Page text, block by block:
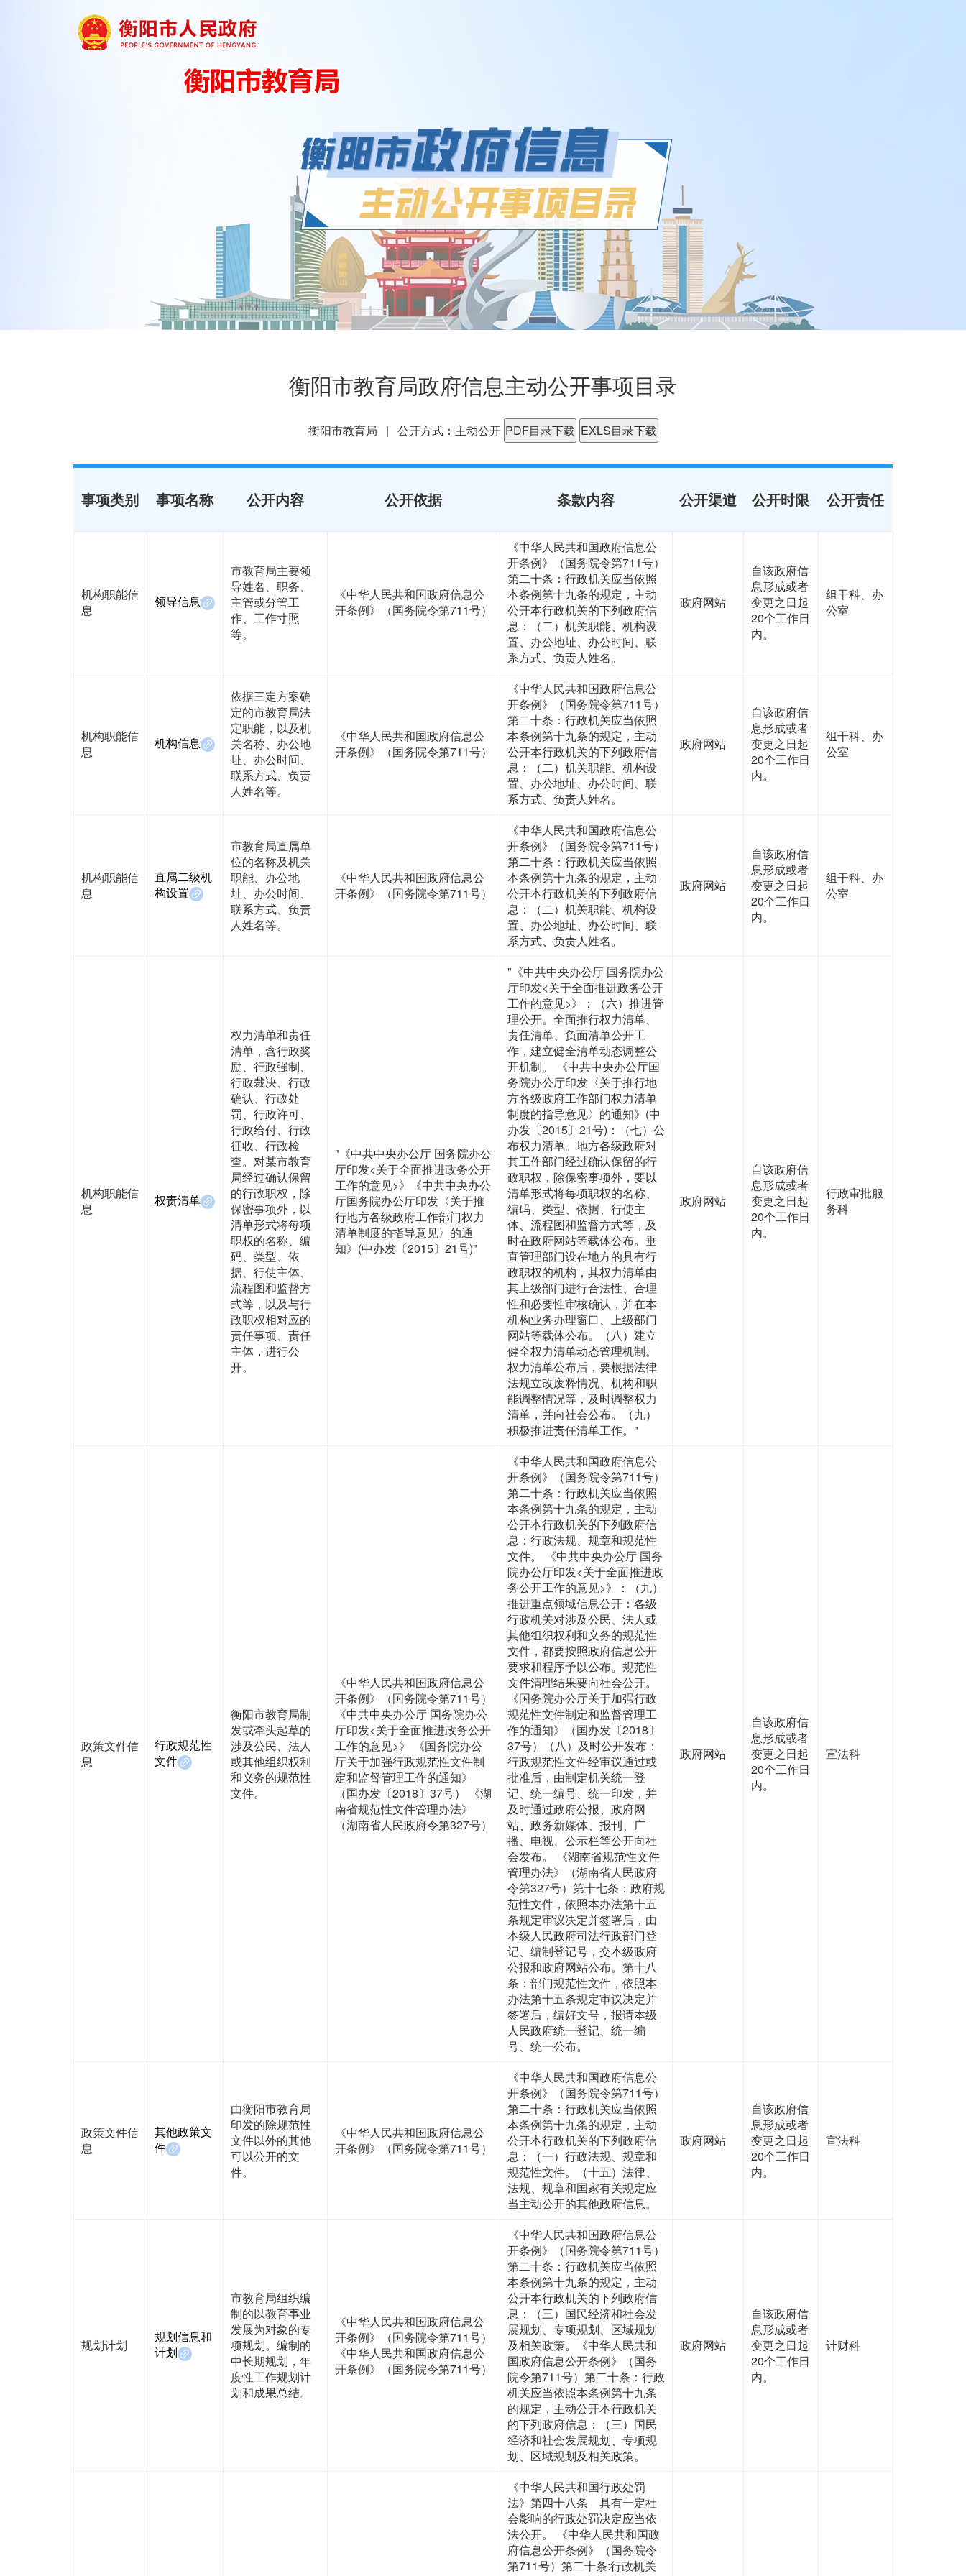
衡阳市教育局政府信息主动公开事项目录
衡阳市教育局 | 公开方式：主动公开 PDF目录下载 EXLS目录下载
事项类别 事项名称 公开内容 公开依据 条款内容 公开渠道 公开时限 公开责任
机构职能信
息
领导信息
市教育局主要领
导姓名、职务、
主管或分管工
作、工作寸照
等。
《中华人民共和国政府信息公
开条例》（国务院令第711号）
《中华人民共和国政府信息公
开条例》（国务院令第711号）
第二十条：行政机关应当依照
本条例第十九条的规定，主动
公开本行政机关的下列政府信
息：（二）机关职能、机构设
置、办公地址、办公时间、联
系方式、负责人姓名。
政府网站
自该政府信
息形成或者
变更之日起
20个工作日
内。
组干科、办
公室
机构职能信
息
机构信息
依据三定方案确
定的市教育局法
定职能，以及机
关名称、办公地
址、办公时间、
联系方式、负责
人姓名等。
《中华人民共和国政府信息公
开条例》（国务院令第711号）
《中华人民共和国政府信息公
开条例》（国务院令第711号）
第二十条：行政机关应当依照
本条例第十九条的规定，主动
公开本行政机关的下列政府信
息：（二）机关职能、机构设
置、办公地址、办公时间、联
系方式、负责人姓名。
政府网站
自该政府信
息形成或者
变更之日起
20个工作日
内。
组干科、办
公室
机构职能信
息
直属二级机
构设置
市教育局直属单
位的名称及机关
职能、办公地
址、办公时间、
联系方式、负责
人姓名等。
《中华人民共和国政府信息公
开条例》（国务院令第711号）
《中华人民共和国政府信息公
开条例》（国务院令第711号）
第二十条：行政机关应当依照
本条例第十九条的规定，主动
公开本行政机关的下列政府信
息：（二）机关职能、机构设
置、办公地址、办公时间、联
系方式、负责人姓名。
政府网站
自该政府信
息形成或者
变更之日起
20个工作日
内。
组干科、办
公室
机构职能信
息
权责清单
权力清单和责任
清单，含行政奖
励、行政强制、
行政裁决、行政
确认、行政处
罚、行政许可、
行政给付、行政
征收、行政检
查。对某市教育
局经过确认保留
的行政职权，除
保密事项外，以
清单形式将每项
职权的名称、编
码、类型、依
据、行使主体、
流程图和监督方
式等，以及与行
政职权相对应的
责任事项、责任
主体，进行公
开。
"《中共中央办公厅 国务院办公
厅印发<关于全面推进政务公开
工作的意见>》《中共中央办公
厅国务院办公厅印发〈关于推
行地方各级政府工作部门权力
清单制度的指导意见〉的通
知》(中办发〔2015〕21号)"
"《中共中央办公厅 国务院办公
厅印发<关于全面推进政务公开
工作的意见>》：（六）推进管
理公开。全面推行权力清单、
责任清单、负面清单公开工
作，建立健全清单动态调整公
开机制。 《中共中央办公厅国
务院办公厅印发〈关于推行地
方各级政府工作部门权力清单
制度的指导意见〉的通知》(中
办发〔2015〕21号)：（七）公
布权力清单。地方各级政府对
其工作部门经过确认保留的行
政职权，除保密事项外，要以
清单形式将每项职权的名称、
编码、类型、依据、行使主
体、流程图和监督方式等，及
时在政府网站等载体公布。垂
直管理部门设在地方的具有行
政职权的机构，其权力清单由
其上级部门进行合法性、合理
性和必要性审核确认，并在本
机构业务办理窗口、上级部门
网站等载体公布。（八）建立
健全权力清单动态管理机制。
权力清单公布后，要根据法律
法规立改废释情况、机构和职
能调整情况等，及时调整权力
清单，并向社会公布。（九）
积极推进责任清单工作。"
政府网站
自该政府信
息形成或者
变更之日起
20个工作日
内。
行政审批服
务科
政策文件信
息
行政规范性
文件
衡阳市教育局制
发或牵头起草的
涉及公民、法人
或其他组织权利
和义务的规范性
文件。
《中华人民共和国政府信息公
开条例》（国务院令第711号）
《中共中央办公厅 国务院办公
厅印发<关于全面推进政务公开
工作的意见>》 《国务院办公
厅关于加强行政规范性文件制
定和监督管理工作的通知》
（国办发〔2018〕37号） 《湖
南省规范性文件管理办法》
（湖南省人民政府令第327号）
《中华人民共和国政府信息公
开条例》（国务院令第711号）
第二十条：行政机关应当依照
本条例第十九条的规定，主动
公开本行政机关的下列政府信
息：行政法规、规章和规范性
文件。 《中共中央办公厅 国务
院办公厅印发<关于全面推进政
务公开工作的意见>》：（九）
推进重点领域信息公开：各级
行政机关对涉及公民、法人或
其他组织权利和义务的规范性
文件，都要按照政府信息公开
要求和程序予以公布。规范性
文件清理结果要向社会公开。
《国务院办公厅关于加强行政
规范性文件制定和监督管理工
作的通知》（国办发〔2018〕
37号）（八）及时公开发布：
行政规范性文件经审议通过或
批准后，由制定机关统一登
记、统一编号、统一印发，并
及时通过政府公报、政府网
站、政务新媒体、报刊、广
播、电视、公示栏等公开向社
会发布。 《湖南省规范性文件
管理办法》（湖南省人民政府
令第327号）第十七条：政府规
范性文件，依照本办法第十五
条规定审议决定并签署后，由
本级人民政府司法行政部门登
记、编制登记号，交本级政府
公报和政府网站公布。第十八
条：部门规范性文件，依照本
办法第十五条规定审议决定并
签署后，编好文号，报请本级
人民政府统一登记、统一编
号、统一公布。
政府网站
自该政府信
息形成或者
变更之日起
20个工作日
内。
宣法科
政策文件信
息
其他政策文
件
由衡阳市教育局
印发的除规范性
文件以外的其他
可以公开的文
件。
《中华人民共和国政府信息公
开条例》（国务院令第711号）
《中华人民共和国政府信息公
开条例》（国务院令第711号）
第二十条：行政机关应当依照
本条例第十九条的规定，主动
公开本行政机关的下列政府信
息：（一）行政法规、规章和
规范性文件。（十五）法律、
法规、规章和国家有关规定应
当主动公开的其他政府信息。
政府网站
自该政府信
息形成或者
变更之日起
20个工作日
内。
宣法科
规划计划
规划信息和
计划
市教育局组织编
制的以教育事业
发展为对象的专
项规划。编制的
中长期规划，年
度性工作规划计
划和成果总结。
《中华人民共和国政府信息公
开条例》（国务院令第711号）
《中华人民共和国政府信息公
开条例》（国务院令第711号）
《中华人民共和国政府信息公
开条例》（国务院令第711号）
第二十条：行政机关应当依照
本条例第十九条的规定，主动
公开本行政机关的下列政府信
息：（三）国民经济和社会发
展规划、专项规划、区域规划
及相关政策。《中华人民共和
国政府信息公开条例》（国务
院令第711号）第二十条：行政
机关应当依照本条例第十九条
的规定，主动公开本行政机关
的下列政府信息：（三）国民
经济和社会发展规划、专项规
划、区域规划及相关政策。
政府网站
自该政府信
息形成或者
变更之日起
20个工作日
内。
计财科
《中华人民共和国行政处罚
法》第四十八条 具有一定社
会影响的行政处罚决定应当依
法公开。 《中华人民共和国政
府信息公开条例》（国务院令
第711号）第二十条:行政机关